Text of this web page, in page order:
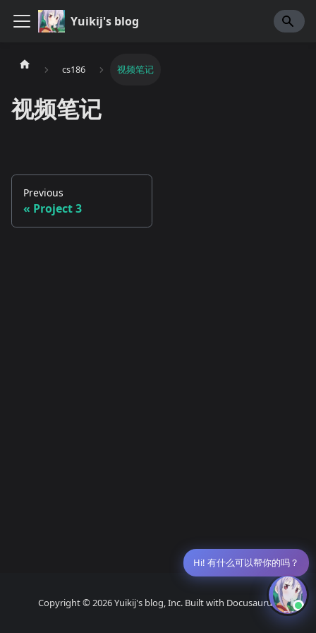
Yuikij's blog
cs186 视频笔记
视频笔记
Previous
Project 3
Copyright © 2026 Yuikij's blog, Inc. Built with Docusaurus.
Hi! 有什么可以帮你的吗？